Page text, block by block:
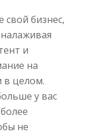
бизнес,
и
на
в целом.
у вас
не